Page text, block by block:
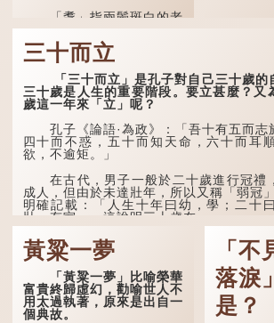
「耄」指兩鬢斑白的老
人家，亦含有思想紊亂的意
思；「耋」更有跌倒的意
思，也是用來形容老人家
的。
曹操《對酒歌》就曾寫
道：「耄耋皆得以壽終，恩
到了一百歲呢？
頤」。《禮記.曲禮上》：
「百年曰期頤。」鄭玄註：
「期，猶要也；頤，養也。
不知衣服食味，孝子要盡養
道...
三十而立
「三十而立」是孔子對自己三十歲的
三十歲是人生的重要階段。要立甚麼？又
歲這一年來「立」呢？
孔子《論語·為政》：「吾十有五而志
四十而不惑，五十而知天命，六十而耳
欲，不逾矩。」
在古代，男子一般於二十歲進行冠禮
成人，但由於未達壯年，所以又稱「弱冠
明確記載：「人生十年曰幼，學；二十
壯，有室。」這說明三十歲在...
黃粱一夢
「黃粱一夢」比喻榮華
富貴終歸虛幻，勸喻世人不
用太過執著，原來是出自一
個典故。
「
落淚
是？